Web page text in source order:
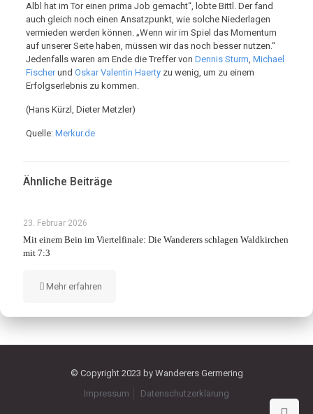
Albl hat im Tor einen prima Job gemacht“, lobte Bittl. Der fand
auch gleich noch einen Ansatzpunkt, wie solche Niederlagen
vermieden werden können. „Wenn wir im Spiel das Momentum
auf unserer Seite haben, müssen wir das noch besser nutzen.“
Jedenfalls waren am Ende die Treffer von Dennis Sturm, Michael
Fischerund Oskar Valentin Haertyzu wenig, um zu einem
Erfolgserlebnis zu kommen.
(Hans Kürzl, Dieter Metzler)
Quelle: Merkur.de
Ähnliche Beiträge
23. Februar 2026
Mit einem Bein im Viertelfinale: Die Wanderers schlagen Waldkirchen
mit 7:3
Mehr erfahren
© Copyright 2023 by Wanderers Germering
Impressum
Datenschutzerklärung